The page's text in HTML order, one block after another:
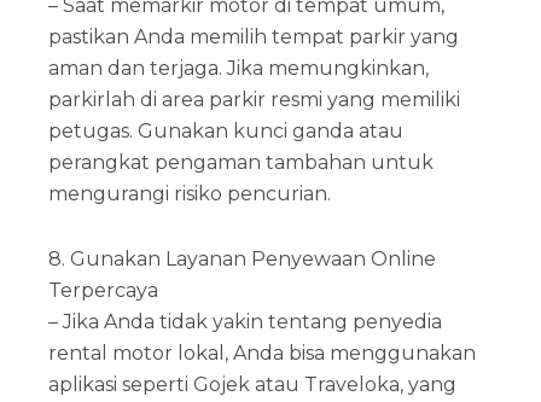
– Saat memarkir motor di tempat umum,
pastikan Anda memilih tempat parkir yang
aman dan terjaga. Jika memungkinkan,
parkirlah di area parkir resmi yang memiliki
petugas. Gunakan kunci ganda atau
perangkat pengaman tambahan untuk
mengurangi risiko pencurian.
8. Gunakan Layanan Penyewaan Online
Terpercaya
– Jika Anda tidak yakin tentang penyedia
rental motor lokal, Anda bisa menggunakan
aplikasi seperti Gojek atau Traveloka, yang